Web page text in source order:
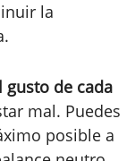
la
gusto de cada
mal. Puedes
posible a